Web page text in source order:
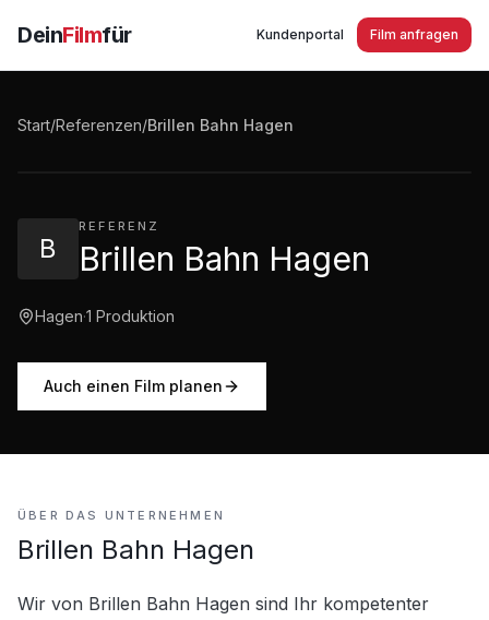
DeinFilmfür Kundenportal Film anfragen
Start/Referenzen/Brillen Bahn Hagen
B
REFERENZ
Brillen Bahn Hagen
Hagen·1 Produktion
Auch einen Film planen
Brillen Bahn Hagen - Imagespot
ÜBER DAS UNTERNEHMEN
Brillen Bahn Hagen
Wir von Brillen Bahn Hagen sind Ihr kompetenter